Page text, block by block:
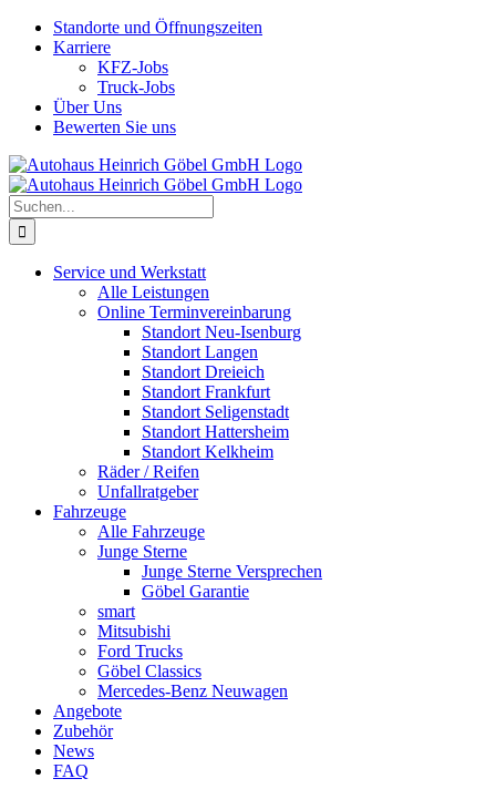
Skip
Standorte und Öffnungszeiten
Karriere
KFZ-Jobs
Truck-Jobs
Über Uns
Bewerten Sie uns
Suche
nach:
Service und Werkstatt
Alle Leistungen
Online Terminvereinbarung
Standort Neu-Isenburg
Standort Langen
Standort Dreieich
Standort Frankfurt
Standort Seligenstadt
Standort Hattersheim
Standort Kelkheim
Räder / Reifen
Unfallratgeber
Fahrzeuge
Alle Fahrzeuge
Junge Sterne
Junge Sterne Versprechen
Göbel Garantie
smart
Mitsubishi
Ford Trucks
Göbel Classics
Mercedes-Benz Neuwagen
Angebote
Zubehör
News
FAQ